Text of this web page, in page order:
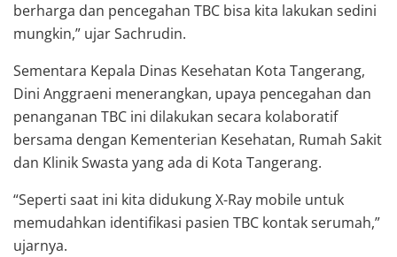
berharga dan pencegahan TBC bisa kita lakukan sedini
mungkin,” ujar Sachrudin.
Sementara Kepala Dinas Kesehatan Kota Tangerang,
Dini Anggraeni menerangkan, upaya pencegahan dan
penanganan TBC ini dilakukan secara kolaboratif
bersama dengan Kementerian Kesehatan, Rumah Sakit
dan Klinik Swasta yang ada di Kota Tangerang.
“Seperti saat ini kita didukung X-Ray mobile untuk
memudahkan identifikasi pasien TBC kontak serumah,”
ujarnya.